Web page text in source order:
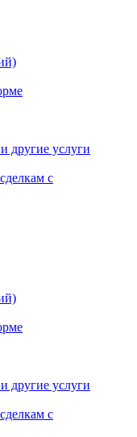
другие услуги
с
другие услуги
с